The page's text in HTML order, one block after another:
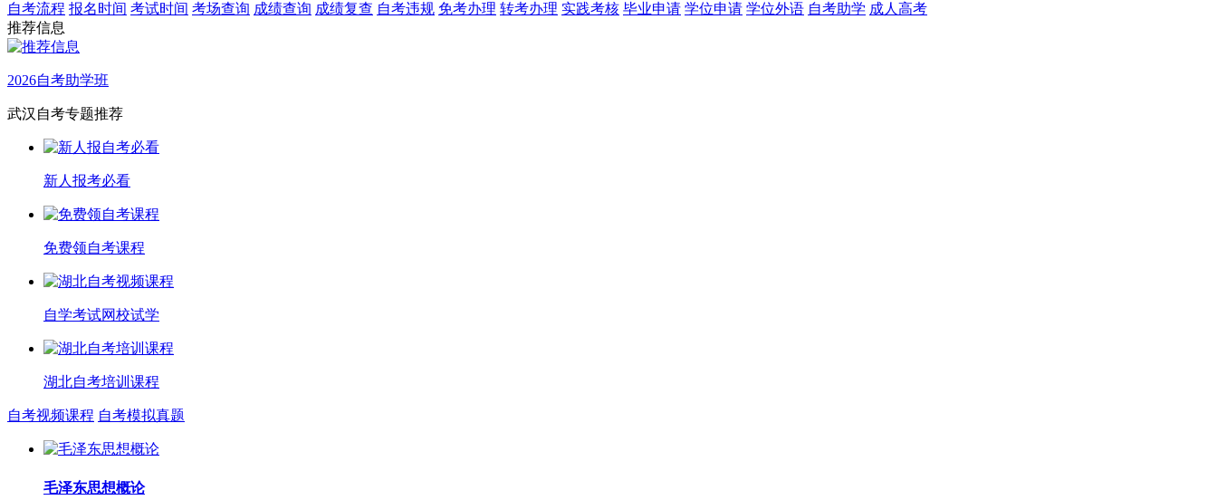
自考流程 报名时间 考试时间 考场查询 成绩查询 成绩复查 自考违规 免考办理 转考办理 实践考核 毕业申请 学位申请 学位外语 自考助学 成人高考
推荐信息
2026自考助学班
武汉自考专题推荐
新人报考必看
免费领自考课程
自学考试网校试学
湖北自考培训课程
自考视频课程 自考模拟真题
毛泽东思想概论